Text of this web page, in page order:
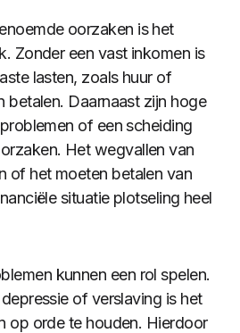
oorzaken is het
Zonder een vast inkomen is
lasten, zoals huur of
betalen. Daarnaast zijn hoge
of een scheiding
Het wegvallen van
of het moeten betalen van
situatie plotseling heel
kunnen een rol spelen.
of verslaving is het
op orde te houden. Hierdoor